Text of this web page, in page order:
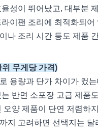
성이 뛰어났고, 대부분
이팬 조리에 최적화되어
나 조리 시간 등도 제품
위 무게당 가격)
용량과 단가 차이가 컸는
반면 소포장 고급 제품
오양 제품이 단연 저렴하
지 고려하면 선택지는 달